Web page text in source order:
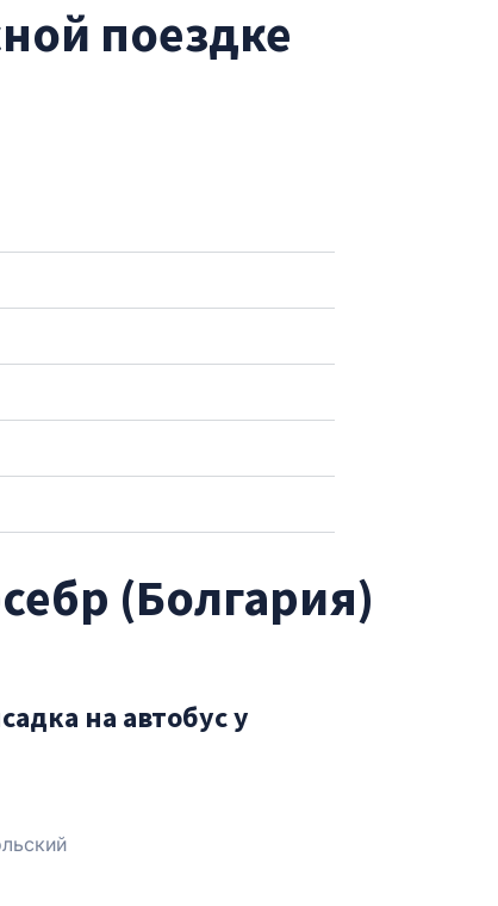
поездке
(Болгария)
на автобус у